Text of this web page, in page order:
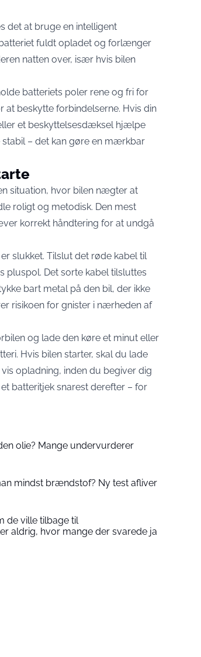
det at bruge en intelligent
fuldt opladet og forlænger
natten over, især hvis bilen
batteriets poler rene og fri for
beskytte forbindelserne. Hvis din
et beskyttelsesdæksel hjælpe
– det kan gøre en mærkbar
situation, hvor bilen nægter at
roligt og metodisk. Den mest
korrekt håndtering for at undgå
slukket. Tilslut det røde kabel til
pluspol. Det sorte kabel tilsluttes
bart metal på den bil, der ikke
risikoen for gnister i nærheden af
og lade den køre et minut eller
Hvis bilen starter, skal du lade
opladning, inden du begiver dig
batteritjek snarest derefter – for
olie? Mange undervurderer
mindst brændstof? Ny test afliver
de ville tilbage til
aldrig, hvor mange der svarede ja